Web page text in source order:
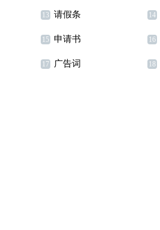
说说
13 请假条 14
15 申请书 16
17 广告词 18